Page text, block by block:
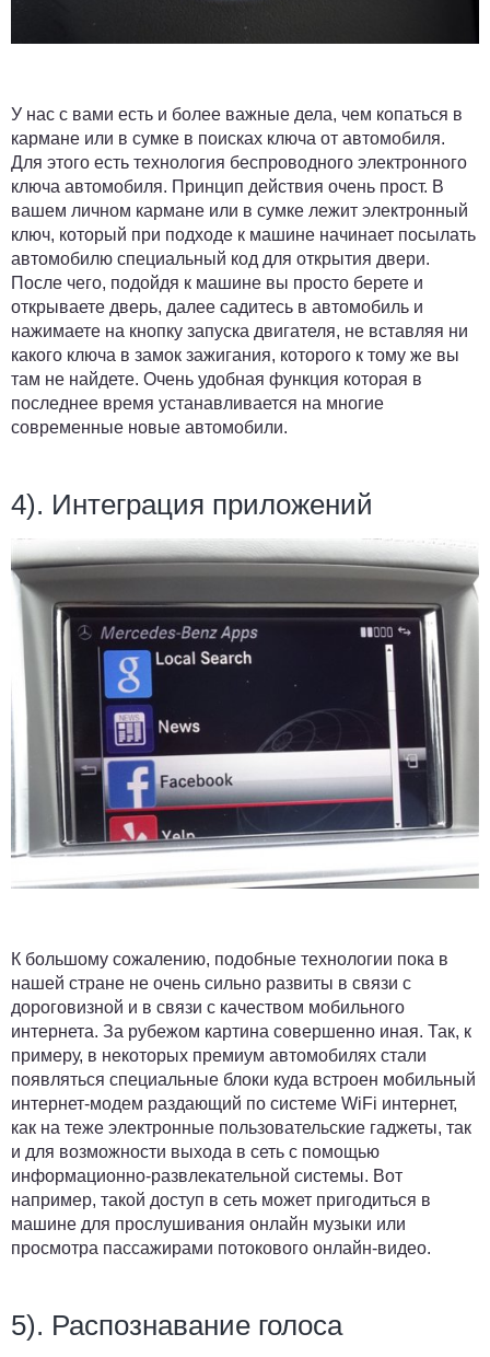
У нас с вами есть и более важные дела, чем копаться в
кармане или в сумке в поисках ключа от автомобиля.
Для этого есть технология беспроводного электронного
ключа автомобиля. Принцип действия очень прост. В
вашем личном кармане или в сумке лежит электронный
ключ, который при подходе к машине начинает посылать
автомобилю специальный код для открытия двери.
После чего, подойдя к машине вы просто берете и
открываете дверь, далее садитесь в автомобиль и
нажимаете на кнопку запуска двигателя, не вставляя ни
какого ключа в замок зажигания, которого к тому же вы
там не найдете. Очень удобная функция которая в
последнее время устанавливается на многие
современные новые автомобили.
4). Интеграция приложений
К большому сожалению, подобные технологии пока в
нашей стране не очень сильно развиты в связи с
дороговизной и в связи с качеством мобильного
интернета. За рубежом картина совершенно иная. Так, к
примеру, в некоторых премиум автомобилях стали
появляться специальные блоки куда встроен мобильный
интернет-модем раздающий по системе WiFi интернет,
как на теже электронные пользовательские гаджеты, так
и для возможности выхода в сеть с помощью
информационно-развлекательной системы. Вот
например, такой доступ в сеть может пригодиться в
машине для прослушивания онлайн музыки или
просмотра пассажирами потокового онлайн-видео.
5). Распознавание голоса